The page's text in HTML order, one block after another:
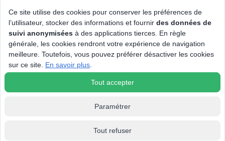
Ce site utilise des cookies pour conserver les préférences de
l’utilisateur, stocker des informations et fournir des données de
suivi anonymisées à des applications tierces. En règle
générale, les cookies rendront votre expérience de navigation
meilleure. Toutefois, vous pouvez préférer désactiver les cookies
sur ce site. En savoir plus
Tout accepter
Paramétrer
Tout refuser
Déshumidificateur / Piano de cuisson gaz Modem / routeur wifi
Four Ecoclean / Hydrolyse
Cadre photo numérique Loisirs éducatifs / Pâtisserie
Sorbetière / machine à granité / Blender / Mixeur /
Accessoire Petit déjeuner
© 2026 Tous droits réservés Connexion.fr